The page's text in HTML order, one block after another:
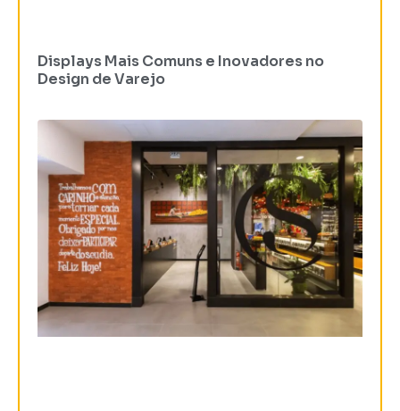
Displays Mais Comuns e Inovadores no
Design de Varejo